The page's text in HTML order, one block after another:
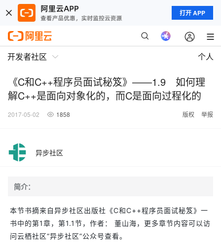
打开 APP
开发者社区 个人
《C和C++程序员面试秘笈》——1.9 如何理
解C++是面向对象化的，而C是面向过程化的
2017-05-02 1858 版权 举报
异步社区
简介：
本节书摘来自异步社区出版社《C和C++程序员面试秘笈》一
书中的第1章，第1.1节，作者： 董山海，更多章节内容可以访
问云栖社区“异步社区”公众号查看。